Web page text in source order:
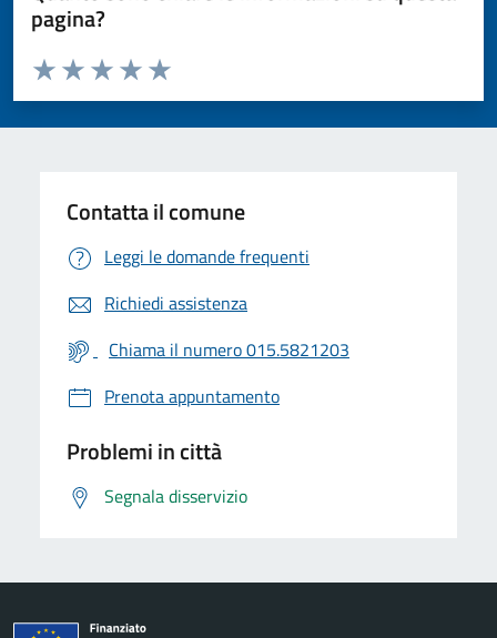
pagina?
Valuta da 1 a 5 stelle la pagina
Valuta 5 stelle su 5
Valuta 4 stelle su 5
Valuta 3 stelle su 5
Valuta 2 stelle su 5
Valuta 1 stelle su 5
Contatta il comune
Leggi le domande frequenti
Richiedi assistenza
Chiama il numero 015.5821203
Prenota appuntamento
Problemi in città
Segnala disservizio